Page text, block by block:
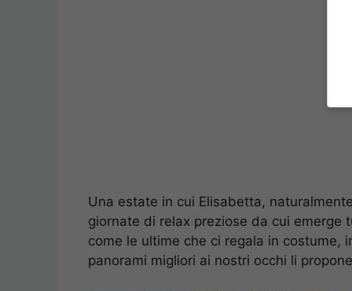
Una estate in cui Elisabetta,
giornate di relax preziose da cui emerge
come le ultime che ci regala in costume,
panorami migliori ai nostri occhi li